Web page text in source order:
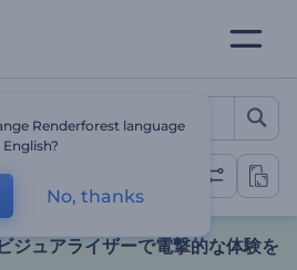
ディオ・ビジ
ジュアライザーで電撃的な体験を
Renderforest language
No, thanks